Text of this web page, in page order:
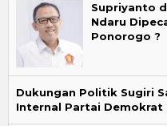
Supriyanto
Ndaru
Ponorogo ?
Dukungan Politik Sugiri
Internal Partai Demokrat